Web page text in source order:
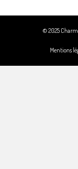
© 2025
Mentions